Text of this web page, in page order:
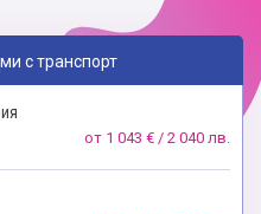
с транспорт
от 1 043 € / 2 040 лв.